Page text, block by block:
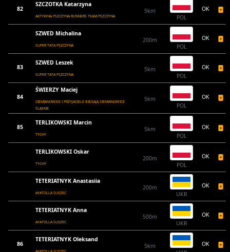
82
SZCZOTKA Katarzyna
AKTYWNA PSZCZYNA RUNNERS TEAM PSZCZYNA
5km
POL
OK
SZWED Michalina
SUPER TATA PSZCZYNA
200m
POL
OK
83
SZWED Leszek
SUPER TATA PSZCZYNA
5km
POL
OK
84
ŚWIERZY Maciej
SIEMIANOWICE I PRZYJACIELE BIEGAJĄ SIEMIANOWICE
ŚLĄSKIE
5km
POL
OK
85
TERLIKOWSKI Marcin
TYCHY
5km
POL
OK
TERLIKOWSKI Oskar
TYCHY
200m
POL
OK
TETERIATNYK Anastasiia
AYATOLLA SUSZEC
200m
UKR
OK
TETERIATNYK Anna
AYATOLLA SUSZEC
500m
UKR
OK
86
TETERIATNYK Oleksand
AYATOLLA SUSZEC
5km
OK